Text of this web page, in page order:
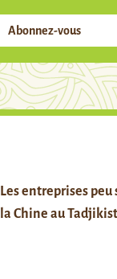
Abonnez-vous
Les entreprises peu
la Chine au